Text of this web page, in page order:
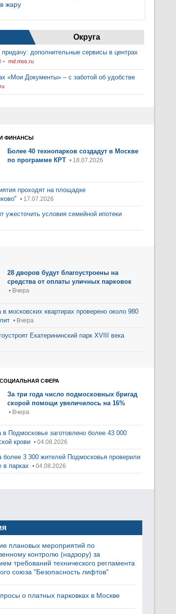
жару
Округа
дополнительные сервисы в центрах
• md.mos.ru
«Мои Документы» – с заботой об удобстве
ФИНАНСЫ
Более 40 технопарков создадут в Москве
по программе КРТ • 18.07.2026
проходят на площадке
• 17.07.2026
ужесточить условия семейной ипотеки
28 дворов будут благоустроены на
средства от оплаты уличных парковок
• Вчера
московских квартирах проверено около 980
• Вчера
Екатерининский парк XVIII века
СФЕРА
За три года число подмосковных бригад
скорой помощи увеличилось на 16%
• Вчера
в Подмосковье заготовлено более 43 000
крови • 04.08.2026
более 3 300 жителей Подмосковья проверили
в парках • 04.08.2026
плановых мероприятий по
контролю (надзору) за
требований технического регламента
союза "Безопасность лифтов"
о платных парковках в Москве